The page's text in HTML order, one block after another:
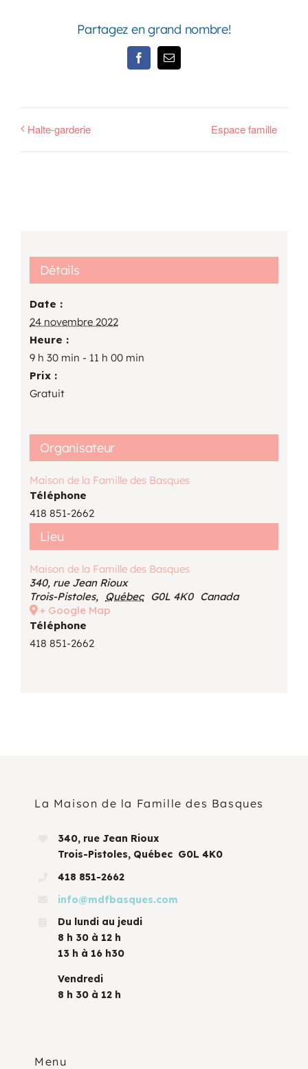
Partagez en grand nombre!
FacebookEmail
Halte-garderie Espace famille
Détails
Date :
24 novembre 2022
Heure :
9 h 30 min - 11 h 00 min
Prix :
Gratuit
Lieu
Maison de la Famille des Basques
340, rue Jean Rioux
Trois-Pistoles, Québec G0L 4K0 Canada
+ Google Map
Téléphone
418 851-2662
Organisateur
Maison de la Famille des Basques
Téléphone
418 851-2662
La Maison de la Famille des Basques
340, rue Jean Rioux
Trois-Pistoles, Québec G0L 4K0
418 851-2662
info@mdfbasques.com
Du lundi au jeudi
8 h 30 à 12 h
13 h à 16 h30
Vendredi
8 h 30 à 12 h
Menu